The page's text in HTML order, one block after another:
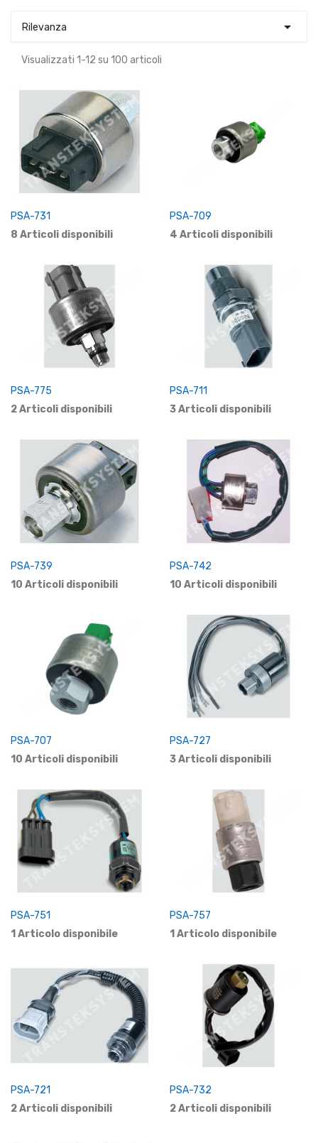
Rilevanza 
Visualizzati 1-12 su 100 articoli
PSA-731
8 Articoli disponibili
PSA-709
4 Articoli disponibili
PSA-775
2 Articoli disponibili
PSA-711
3 Articoli disponibili
PSA-739
10 Articoli disponibili
PSA-742
10 Articoli disponibili
PSA-707
10 Articoli disponibili
PSA-727
3 Articoli disponibili
PSA-751
1 Articolo disponibile
PSA-757
1 Articolo disponibile
PSA-721
2 Articoli disponibili
PSA-732
2 Articoli disponibili